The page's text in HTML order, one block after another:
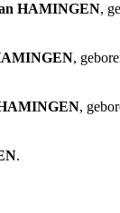
HAMINGEN,
,
,
.